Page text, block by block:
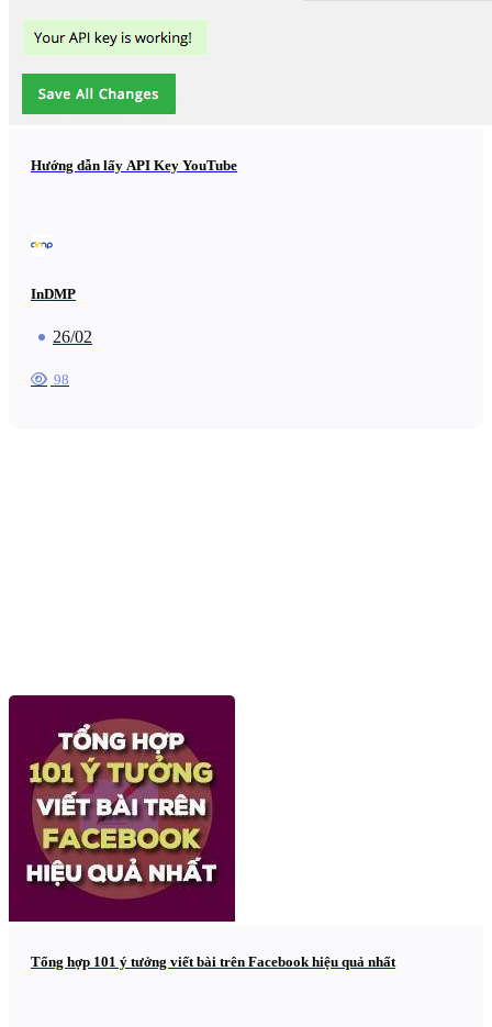
Hướng dẫn lấy API Key YouTube
InDMP
26/02
98
Tổng hợp 101 ý tưởng viết bài trên Facebook hiệu quả nhất